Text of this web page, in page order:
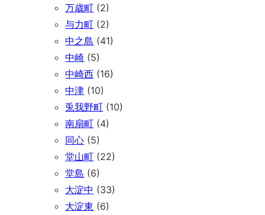
万歳町 (2)
与力町 (2)
中之島 (41)
中崎 (5)
中崎西 (16)
中津 (10)
兎我野町 (10)
南扇町 (4)
同心 (5)
堂山町 (22)
堂島 (6)
大淀中 (33)
大淀東 (6)